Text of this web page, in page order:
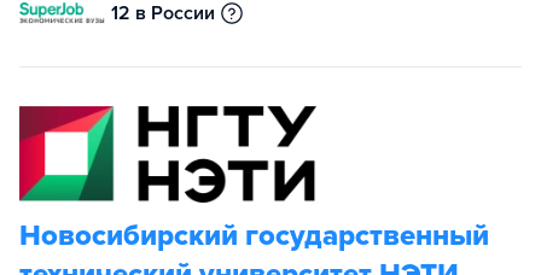
12 в России
Новосибирский государственный